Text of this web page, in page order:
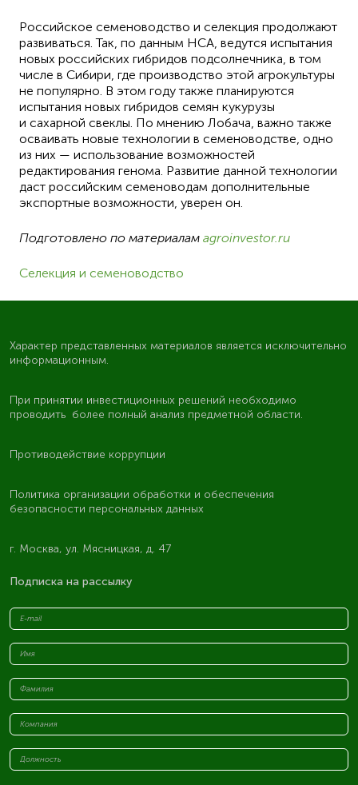
Российское семеноводство и селекция продолжают
развиваться. Так, по данным HCA, ведутся испытания
новых российских гибридов подсолнечника, в том
числе в Сибири, где производство этой агрокультуры
не популярно. В этом году также планируются
испытания новых гибридов семян кукурузы
и сахарной свеклы. По мнению Лобача, важно также
осваивать новые технологии в семеноводстве, одно
из них — использование возможностей
редактирования генома. Развитие данной технологии
даст российским семеноводам дополнительные
экспортные возможности, уверен он.
Подготовлено по материалам agroinvestor.ru
Селекция и семеноводство
Характер представленных материалов является исключительно
информационным.
При принятии инвестиционных решений необходимо
проводить более полный анализ предметной области.
Противодействие коррупции
Политика организации обработки и обеспечения
безопасности персональных данных
г. Москва, ул. Мясницкая, д. 47
Подписка на рассылку